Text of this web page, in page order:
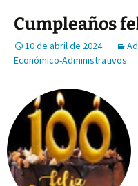
Cumpleaños
10 de abril de 2024
Económico-Administrativos